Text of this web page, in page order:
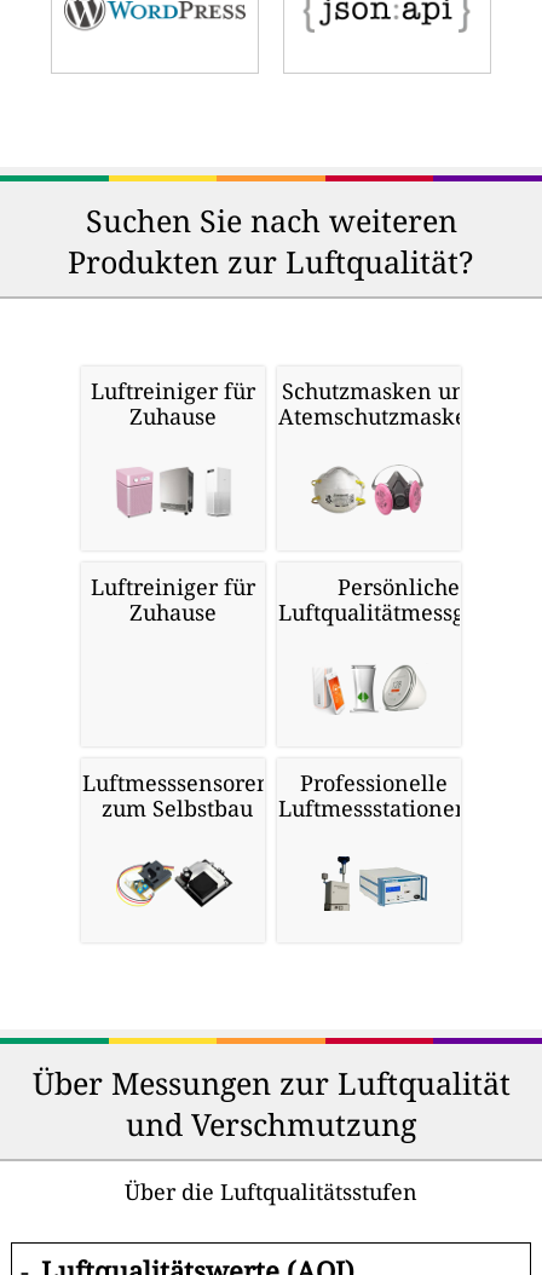
Suchen Sie nach weiteren
Produkten zur Luftqualität?
Luftreiniger für
Zuhause
Schutzmasken und
Atemschutzmasken
Luftreiniger für
Zuhause
Persönliche
Luftqualitätmessgeräte
Luftmesssensoren
zum Selbstbau
Professionelle
Luftmessstationen
Über Messungen zur Luftqualität
und Verschmutzung
Über die Luftqualitätsstufen